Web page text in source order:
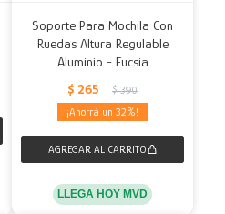
Soporte Para Mochila Con
Ruedas Altura Regulable
Aluminio - Fucsia
$ 265 $ 390
32
LLEGA HOY MVD